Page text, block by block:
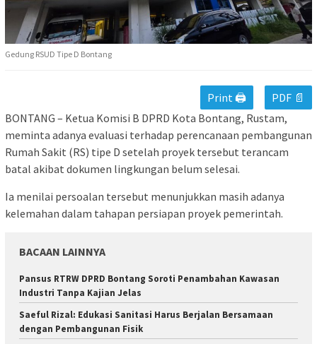
Gedung RSUD Tipe D Bontang
Print 🖨
PDF 📄
BONTANG – Ketua Komisi B DPRD Kota Bontang, Rustam,
meminta adanya evaluasi terhadap perencanaan pembangunan
Rumah Sakit (RS) tipe D setelah proyek tersebut terancam
batal akibat dokumen lingkungan belum selesai.
Ia menilai persoalan tersebut menunjukkan masih adanya
kelemahan dalam tahapan persiapan proyek pemerintah.
BACAAN LAINNYA
Pansus RTRW DPRD Bontang Soroti Penambahan Kawasan
Industri Tanpa Kajian Jelas
Saeful Rizal: Edukasi Sanitasi Harus Berjalan Bersamaan
dengan Pembangunan Fisik